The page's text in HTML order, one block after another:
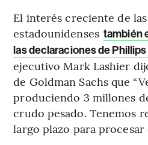
El interés creciente de
estadounidenses también
las declaraciones de
ejecutivo Mark Lashier
de Goldman Sachs que
produciendo 3 millones
crudo pesado. Tenemos
largo plazo para procesar